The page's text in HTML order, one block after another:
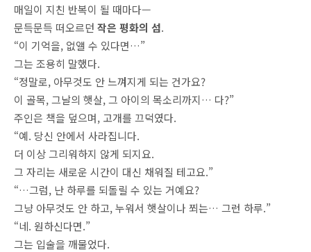
매일이 지친 반복이 될 때마다—
문득문득 떠오르던 작은 평화의 섬.
“이 기억을, 없앨 수 있다면…”
그는 조용히 말했다.
“정말로, 아무것도 안 느껴지게 되는 건가요?
이 골목, 그날의 햇살, 그 아이의 목소리까지… 다?”
주인은 책을 덮으며, 고개를 끄덕였다.
“예. 당신 안에서 사라집니다.
더 이상 그리워하지 않게 되지요.
그 자리는 새로운 시간이 대신 채워질 테고요.”
“…그럼, 난 하루를 되돌릴 수 있는 거예요?
그냥 아무것도 안 하고, 누워서 햇살이나 쬐는… 그런 하루.”
“네. 원하신다면.”
그는 입술을 깨물었다.